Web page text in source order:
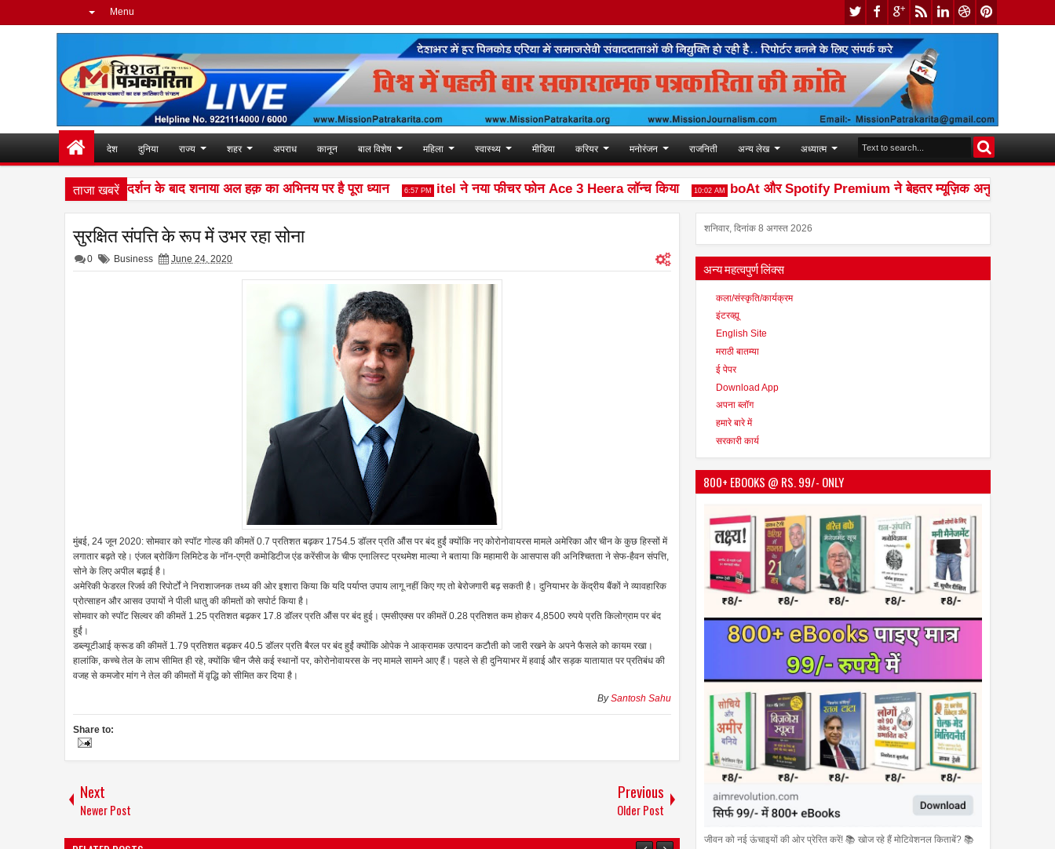
Menu
देश दुनिया राज्य शहर अपराध कानून बाल विशेष महिला स्वास्थ्य मीडिया करियर मनोरंजन राजनिती अन्य लेख अध्यात्म
ताजा खबरें
दुनिया में शानदार प्रदर्शन के बाद शनाया अल हक़ का अभिनय पर है पूरा ध्यान 6:57 PM itel ने नया फीचर फोन Ace 3 Heera लॉन्च किया 10:02 AM boAt और Spotify Premium ने बेहतर म्यूज़िक अनुभव देने के लिए की
सुरक्षित संपत्ति के रूप में उभर रहा सोना
0 Business June 24, 2020
मुंबई, 24 जून 2020: सोमवार को स्पॉट गोल्ड की कीमतें 0.7 प्रतिशत बढ़कर 1754.5 डॉलर प्रति औंस पर बंद हुईं क्योंकि नए कोरोनोवायरस मामले अमेरिका और चीन के कुछ हिस्सों में
लगातार बढ़ते रहे। एंजल ब्रोकिंग लिमिटेड के नॉन-एग्री कमोडिटीज एंड करेंसीज के चीफ एनालिस्ट प्रथमेश माल्या ने बताया कि महामारी के आसपास की अनिश्चितता ने सेफ-हैवन संपत्ति,
सोने के लिए अपील बढ़ाई है।
अमेरिकी फेडरल रिजर्व की रिपोर्टों ने निराशाजनक तथ्य की ओर इशारा किया कि यदि पर्याप्त उपाय लागू नहीं किए गए तो बेरोजगारी बढ़ सकती है। दुनियाभर के केंद्रीय बैंकों ने व्यावहारिक
प्रोत्साहन और आसव उपायों ने पीली धातु की कीमतों को सपोर्ट किया है।
सोमवार को स्पॉट सिल्वर की कीमतें 1.25 प्रतिशत बढ़कर 17.8 डॉलर प्रति औंस पर बंद हुई। एमसीएक्स पर कीमतें 0.28 प्रतिशत कम होकर 4,8500 रुपये प्रति किलोग्राम पर बंद
हुईं।
डब्ल्यूटीआई क्रूड की कीमतें 1.79 प्रतिशत बढ़कर 40.5 डॉलर प्रति बैरल पर बंद हुईं क्योंकि ओपेक ने आक्रामक उत्पादन कटौती को जारी रखने के अपने फैसले को कायम रखा।
हालांकि, कच्चे तेल के लाभ सीमित ही रहे, क्योंकि चीन जैसे कई स्थानों पर, कोरोनोवायरस के नए मामले सामने आए हैं। पहले से ही दुनियाभर में हवाई और सड़क यातायात पर प्रतिबंध की
वजह से कमजोर मांग ने तेल की कीमतों में वृद्धि को सीमित कर दिया है।
BySantosh Sahu
Share to:
Next
Newer Post
Previous
Older Post
शनिवार, दिनांक 8 अगस्त 2026
अन्य महत्वपुर्ण लिंक्स
कला/संस्कृति/कार्यक्रम
इंटरव्ह्यू
English Site
मराठी बातम्या
ई पेपर
Download App
अपना ब्लॉग
हमारे बारे में
सरकारी कार्य
800+ EBOOKS @ RS. 99/- ONLY
जीवन को नई ऊंचाइयों की ओर प्रेरित करें! 📚 खोज रहे हैं मोटिवेशनल किताबें? 📚